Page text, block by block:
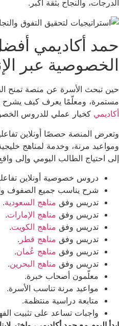
الدرجات، والنجاح بثقة أكبر.
حمد أكاديمي
الخصوصية عبر
حين تبحث الأسرة عن منصة تمنح
مستمرة، ومعلّمًا يعرف كيف يشرح
أكاديمي كخيار عملي للدروس
وتعرض المنصة حصصًا أونلاين
ومواعيد مرنة، وخدمة لمناهج
إلى احتياج الطالب اليومي وإلى
دروس خصوصية أونلاين
شرح يناسب جميع الصفوف
تدريس وفق مناهج السعودية.
تدريس وفق مناهج الإمارات.
تدريس وفق مناهج الكويت.
تدريس وفق مناهج قطر .
تدريس وفق مناهج عُمان.
تدريس وفق مناهج البحرين.
معلّمون أصحاب خبرة.
مواعيد مرنة تناسب الأسرة.
متابعة دراسية منتظمة.
واجبات تساعد على تثبيت